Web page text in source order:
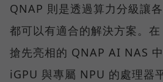
QNAP 則是透過算力分級讓
都可以有適合的解決方案。
搶先亮相的 QNAP AI NAS
iGPU 與專屬 NPU 的處理器